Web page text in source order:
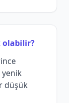
olabilir?
yenik
düşük